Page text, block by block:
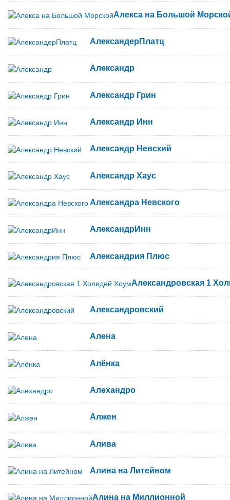
Алекса на Большой
АлександерПлатц
Александр
Александр Грин
Александр Инн
Александр Невский
Александр Хаус
Александра Невского
АлександрИнн
Александрия Плюс
Александровская 1
Александровский
Алена
Алёнка
Алехандро
Алжен
Алива
Алина на Литейном
Алина на Миллионной